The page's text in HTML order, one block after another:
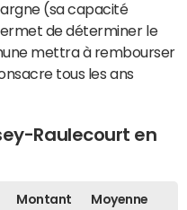
(sa capacité
de déterminer le
mettra à rembourser
tous les ans
Raulecourt en
Montant
Moyenne